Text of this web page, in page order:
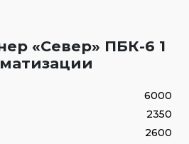
«Север» ПБК-6 1
6000
2350
2600